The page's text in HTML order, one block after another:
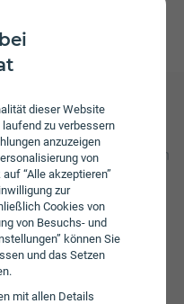
dieser Website
zu verbessern
anzuzeigen
von
“Alle akzeptieren”
zur
Cookies von
von Besuchs- und
können Sie
und das Setzen
mit allen Details
Drei
fallen Kosten in
35 ct/€ pro versendeter
Datenvolumen
Datenpaket von
wieder mobilen Zugriff
fällt beim Unlimited
von € 9,90 an. Die
beträgt € 0.